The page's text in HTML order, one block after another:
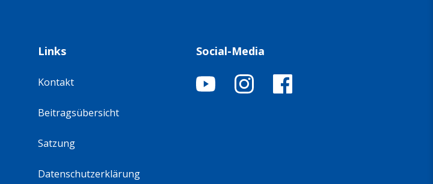
Links
Kontakt
Beitragsübersicht
Satzung
Datenschutzerklärung
Social-Media